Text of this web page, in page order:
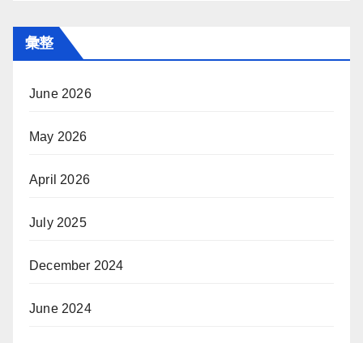
彙整
June 2026
May 2026
April 2026
July 2025
December 2024
June 2024